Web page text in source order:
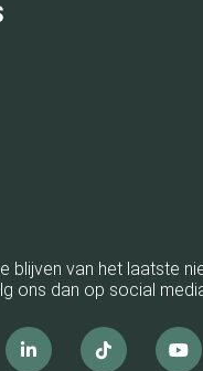
blijven van het laatste
ons dan op social
linkedinTiktok